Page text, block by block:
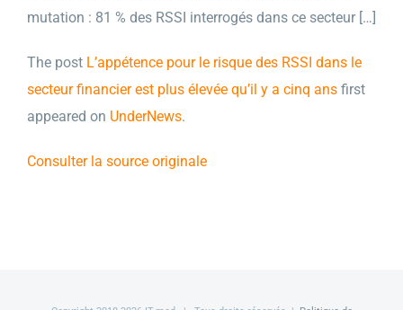
mutation : 81 % des RSSI interrogés dans ce secteur […]
The post L’appétence pour le risque des RSSI dans le
secteur financier est plus élevée qu’il y a cinq ans first
appeared on UnderNews.
Consulter la source originale